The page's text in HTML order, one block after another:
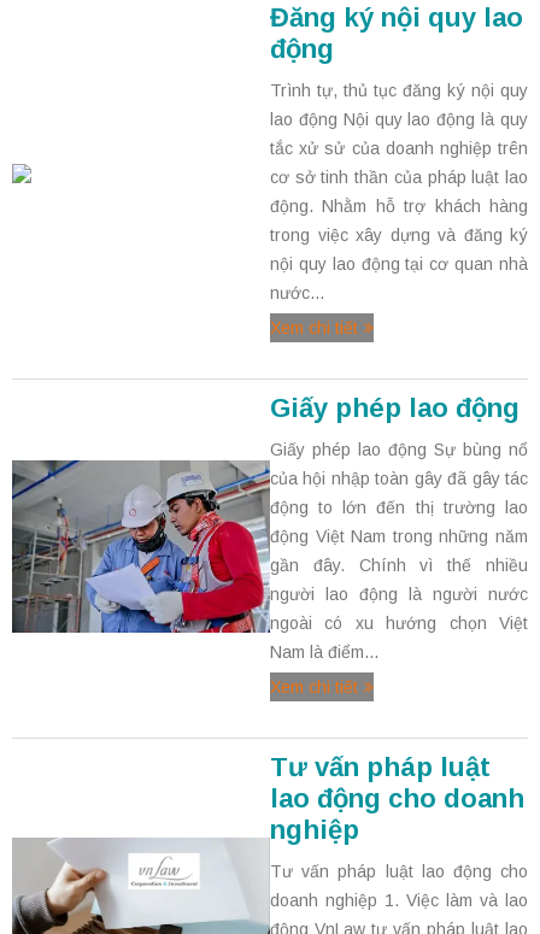
Đăng ký nội quy lao
động
Trình tự, thủ tục đăng ký nội quy
lao động Nội quy lao động là quy
tắc xử sử của doanh nghiệp trên
cơ sở tinh thần của pháp luật lao
động. Nhằm hỗ trợ khách hàng
trong việc xây dựng và đăng ký
nội quy lao động tại cơ quan nhà
nước...
Xem chi tiết
Giấy phép lao động
Giấy phép lao động Sự bùng nổ
của hội nhập toàn gây đã gây tác
động to lớn đến thị trường lao
động Việt Nam trong những năm
gần đây. Chính vì thế nhiều
người lao động là người nước
ngoài có xu hướng chọn Việt
Nam là điểm...
Xem chi tiết
Tư vấn pháp luật
lao động cho doanh
nghiệp
Tư vấn pháp luật lao động cho
doanh nghiệp 1. Việc làm và lao
động VnLaw tư vấn pháp luật lao